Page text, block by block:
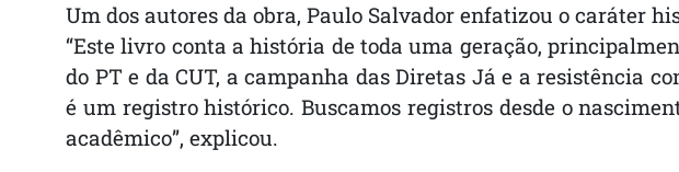
Um dos autores da obra, Paulo Salvador enfatizou o caráter
“Este livro conta a história de toda uma geração,
do PT e da CUT, a campanha das Diretas Já e a resistência
é um registro histórico. Buscamos registros desde o
acadêmico”, explicou.